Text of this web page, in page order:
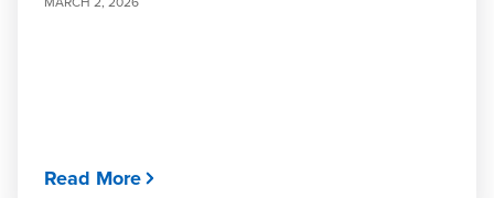
Read More